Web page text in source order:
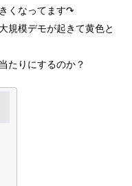
くなってます↷
規模デモが起きて黄色と
たりにするのか？